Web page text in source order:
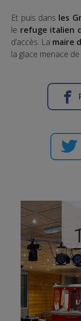
Et puis dans les
le refuge italien
d’accès. La maire
la glace menace